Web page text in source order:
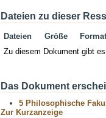
Dateien zu dieser
Dateien Größe
Format
Zu diesem Dokument gibt
Das Dokument
5 Philosophische
Zur Kurzanzeige